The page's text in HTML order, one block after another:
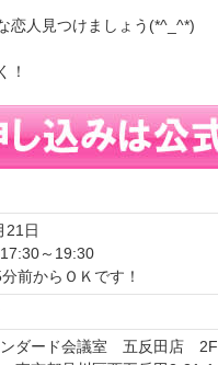
恋人見つけましょう(*^_^*)
！
21日
～19:30
前からＯＫです！
ンダード会議室 五反田店 2F